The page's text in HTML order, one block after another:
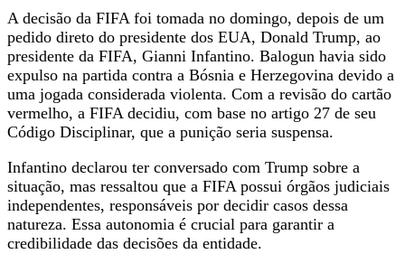
A decisão da FIFA foi tomada no domingo, depois de um
pedido direto do presidente dos EUA, Donald Trump, ao
presidente da FIFA, Gianni Infantino. Balogun havia sido
expulso na partida contra a Bósnia e Herzegovina devido a
uma jogada considerada violenta. Com a revisão do cartão
vermelho, a FIFA decidiu, com base no artigo 27 de seu
Código Disciplinar, que a punição seria suspensa.
Infantino declarou ter conversado com Trump sobre a
situação, mas ressaltou que a FIFA possui órgãos judiciais
independentes, responsáveis por decidir casos dessa
natureza. Essa autonomia é crucial para garantir a
credibilidade das decisões da entidade.